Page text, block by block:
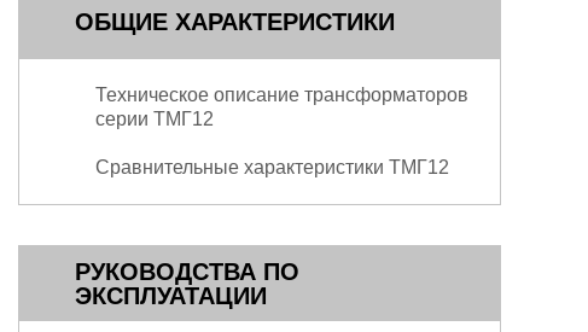
ОБЩИЕ ХАРАКТЕРИСТИКИ
Техническое описание трансформаторов
серии ТМГ12
Сравнительные характеристики ТМГ12
РУКОВОДСТВА ПО
ЭКСПЛУАТАЦИИ